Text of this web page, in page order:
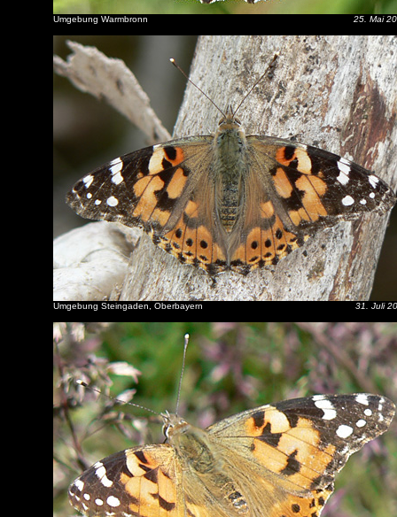
Umgebung Warmbronn 25. Mai
Umgebung Steingaden, Oberbayern 31. Juli